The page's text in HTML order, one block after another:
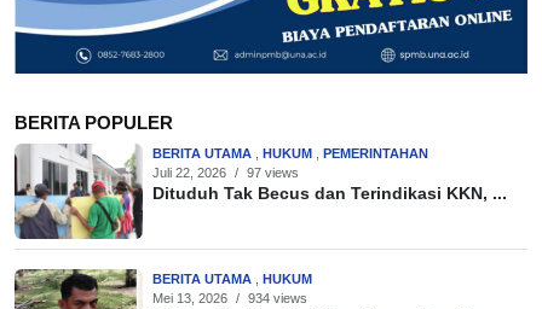
BERITA POPULER
BERITA UTAMA HUKUM
PEMERINTAHAN
Juli 22, 2026 / 97 views
Dituduh Tak Becus dan Terindikasi KKN, ...
BERITA UTAMA , HUKUM
Mei 13, 2026 / 934 views